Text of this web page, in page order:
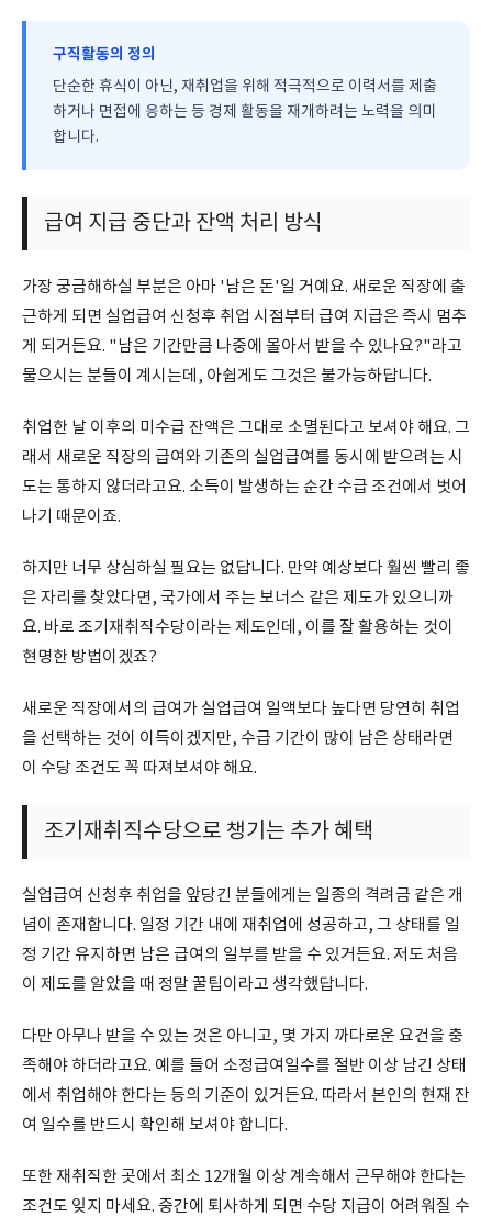
구직활동의 정의
단순한 휴식이 아닌, 재취업을 위해 적극적으로 이력서를 제출
하거나 면접에 응하는 등 경제 활동을 재개하려는 노력을 의미
합니다.
급여 지급 중단과 잔액 처리 방식
가장 궁금해하실 부분은 아마 '남은 돈'일 거예요. 새로운 직장에 출
근하게 되면 실업급여 신청후 취업 시점부터 급여 지급은 즉시 멈추
게 되거든요. "남은 기간만큼 나중에 몰아서 받을 수 있나요?"라고
물으시는 분들이 계시는데, 아쉽게도 그것은 불가능하답니다.
취업한 날 이후의 미수급 잔액은 그대로 소멸된다고 보셔야 해요. 그
래서 새로운 직장의 급여와 기존의 실업급여를 동시에 받으려는 시
도는 통하지 않더라고요. 소득이 발생하는 순간 수급 조건에서 벗어
나기 때문이죠.
하지만 너무 상심하실 필요는 없답니다. 만약 예상보다 훨씬 빨리 좋
은 자리를 찾았다면, 국가에서 주는 보너스 같은 제도가 있으니까
요. 바로 조기재취직수당이라는 제도인데, 이를 잘 활용하는 것이
현명한 방법이겠죠?
새로운 직장에서의 급여가 실업급여 일액보다 높다면 당연히 취업
을 선택하는 것이 이득이겠지만, 수급 기간이 많이 남은 상태라면
이 수당 조건도 꼭 따져보셔야 해요.
조기재취직수당으로 챙기는 추가 혜택
실업급여 신청후 취업을 앞당긴 분들에게는 일종의 격려금 같은 개
념이 존재합니다. 일정 기간 내에 재취업에 성공하고, 그 상태를 일
정 기간 유지하면 남은 급여의 일부를 받을 수 있거든요. 저도 처음
이 제도를 알았을 때 정말 꿀팁이라고 생각했답니다.
다만 아무나 받을 수 있는 것은 아니고, 몇 가지 까다로운 요건을 충
족해야 하더라고요. 예를 들어 소정급여일수를 절반 이상 남긴 상태
에서 취업해야 한다는 등의 기준이 있거든요. 따라서 본인의 현재 잔
여 일수를 반드시 확인해 보셔야 합니다.
또한 재취직한 곳에서 최소 12개월 이상 계속해서 근무해야 한다는
조건도 잊지 마세요. 중간에 퇴사하게 되면 수당 지급이 어려워질 수